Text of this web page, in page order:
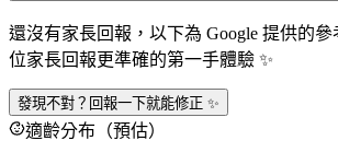
還沒有家長回報，以下為 Google 提供的
位家長回報更準確的第一手體驗 ✨
發現不對？回報一下就能修正 ✨
適齡分布（預估）